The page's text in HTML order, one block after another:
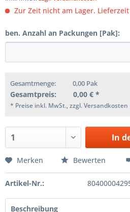
Zur Zeit nicht am Lager.
ben. Anzahl an Packungen [Pak]:
Gesamtmenge: 0,00 Pak
Gesamtpreis: 0,00 € *
* Preise inkl. MwSt., zzgl. Versandkosten
In
Merken Bewerten
Artikel-Nr.:
Beschreibung